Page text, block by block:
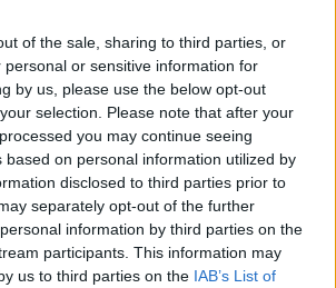
of the sale, sharing to third parties, or
personal or sensitive information for
by us, please use the below opt-out
selection. Please note that after your
you may continue seeing
based on personal information utilized by
disclosed to third parties prior to
separately opt-out of the further
information by third parties on the
participants. This information may
us to third parties on the IAB’s List of
στίβου: Πρεμιέρα τη
60 αθλητές και αθλήτριες η